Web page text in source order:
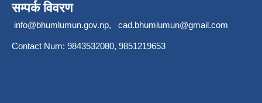
सम्पर्क विवरण
info@bhumlumun.gov.np, cad.bhumlumun@gmail.com
Contact Num: 9843532080, 9851219653